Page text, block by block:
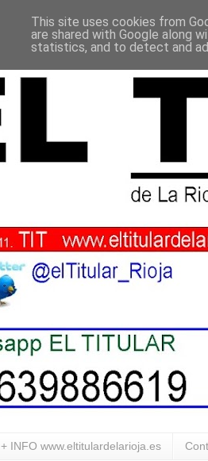
+ INFO www.eltitulardelarioja.es
This site uses cookies from
are shared with Google along
statistics, and to detect and